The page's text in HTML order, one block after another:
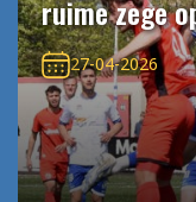
ruime zege
27-04-2026